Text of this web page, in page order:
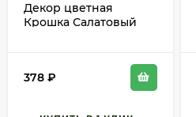
Декор цветная
Крошка Салатовый
378 ₽